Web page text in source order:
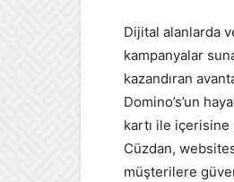
Dijital alanlarda
kampanyalar
kazandıran
Domino’s’un
kartı ile içerisine
Cüzdan,
müşterilere